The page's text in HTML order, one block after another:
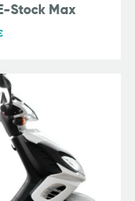
Stock Max